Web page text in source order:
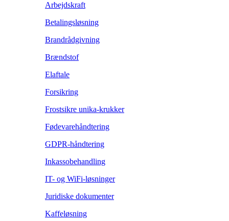
Arbejdskraft
Betalingsløsning
Brandrådgivning
Brændstof
Elaftale
Forsikring
Frostsikre unika-krukker
Fødevarehåndtering
GDPR-håndtering
Inkassobehandling
IT- og WiFi-løsninger
Juridiske dokumenter
Kaffeløsning